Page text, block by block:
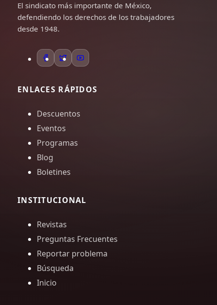
El sindicato más importante de México,
defendiendo los derechos de los trabajadores
desde 1948.
ENLACES RÁPIDOS
Descuentos
Eventos
Programas
Blog
Boletines
INSTITUCIONAL
Revistas
Preguntas Frecuentes
Reportar problema
Búsqueda
Inicio